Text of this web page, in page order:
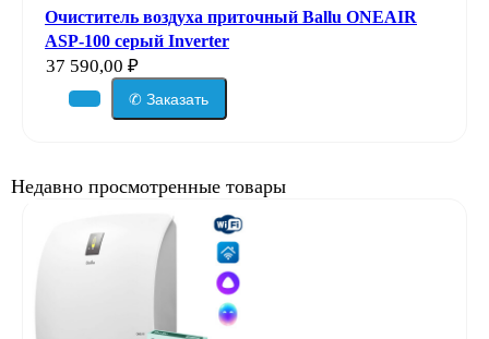
Очиститель воздуха приточный Ballu ONEAIR
ASP-100 серый Inverter
37 590,00 ₽
✆ Заказать
Недавно просмотренные товары